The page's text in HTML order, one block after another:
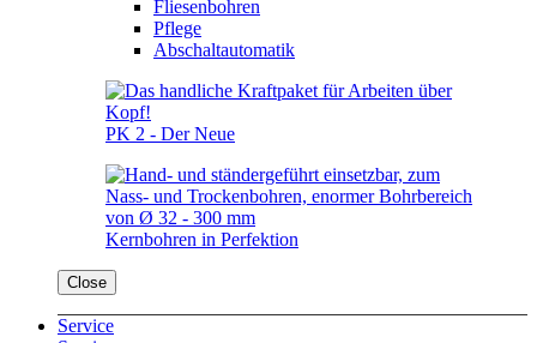
Fliesenbohren
Pflege
Abschaltautomatik
PK 2 - Der Neue
Kernbohren in Perfektion
Close
Service